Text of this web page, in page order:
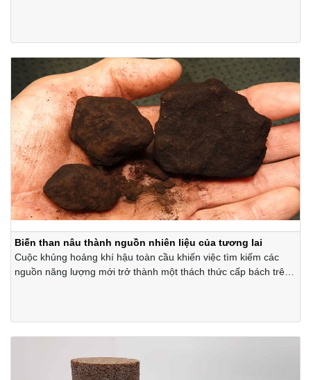
Biến than nâu thành nguồn nhiên liệu của tương lai
Cuộc khủng hoảng khí hậu toàn cầu khiến việc tìm kiếm các
nguồn năng lượng mới trở thành một thách thức cấp bách trên